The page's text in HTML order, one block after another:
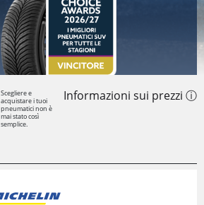
Scegliere e
acquistare i tuoi
pneumatici non è
mai stato così
semplice.
Informazioni sui prezzi ⓘ